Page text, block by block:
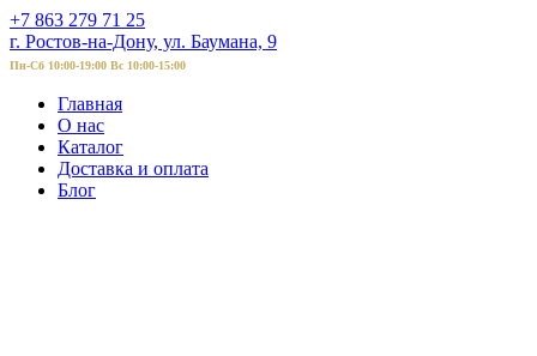
+7 863 279 71 25
г. Ростов-на-Дону, ул. Баумана, 9
Пн-Сб 10:00-19:00 Вс 10:00-15:00
Главная
О нас
Каталог
Доставка и оплата
Блог